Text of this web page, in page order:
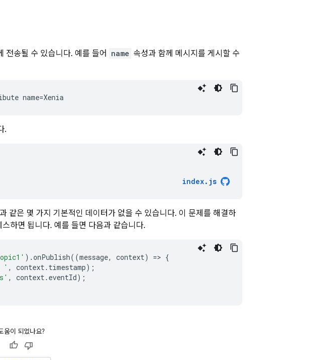
전송될 수 있습니다. 예를 들어 name 속성과 함께 메시지를 게시할 수
.
index. js
같은 몇 가지 기본적인 데이터가 없을 수 있습니다. 이 문제를 해결하
하면 됩니다. 예를 들면 다음과 같습니다.
) .onPublish((message, context) => {
' , context. timestamp);
, context. eventId);
움이 되었나요?